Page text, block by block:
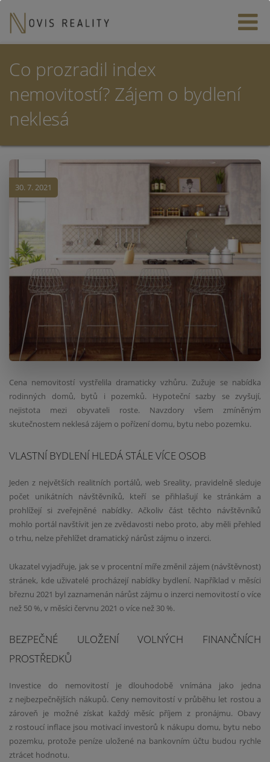
Co prozradil index
nemovitostí? Zájem o bydlení
neklesá
30. 7. 2021
Cena nemovitostí vystřelila dramaticky vzhůru. Zužuje se nabídka
rodinných domů, bytů i pozemků. Hypoteční sazby se zvyšují,
nejistota mezi obyvateli roste. Navzdory všem zmíněným
skutečnostem neklesá zájem o pořízení domu, bytu nebo pozemku.
VLASTNÍ BYDLENÍ HLEDÁ STÁLE VÍCE OSOB
Jeden z největších realitních portálů, web Sreality, pravidelně sleduje
počet unikátních návštěvníků, kteří se přihlašují ke stránkám a
prohlížejí si zveřejněné nabídky. Ačkoliv část těchto návštěvníků
mohlo portál navštívit jen ze zvědavosti nebo proto, aby měli přehled
o trhu, nelze přehlížet dramatický nárůst zájmu o inzerci.
Ukazatel vyjadřuje, jak se v procentní míře změnil zájem (návštěvnost)
stránek, kde uživatelé procházejí nabídky bydlení. Například v měsíci
březnu 2021 byl zaznamenán nárůst zájmu o inzerci nemovitostí o více
než 50 %, v měsíci červnu 2021 o více než 30 %.
BEZPEČNÉ ULOŽENÍ VOLNÝCH FINANČNÍCH
PROSTŘEDKŮ
Investice do nemovitostí je dlouhodobě vnímána jako jedna
z nejbezpečnějších nákupů. Ceny nemovitostí v průběhu let rostou a
zároveň je možné získat každý měsíc příjem z pronájmu. Obavy
z rostoucí inflace jsou motivací investorů k nákupu domu, bytu nebo
pozemku, protože peníze uložené na bankovním účtu budou rychle
ztrácet hodnotu.